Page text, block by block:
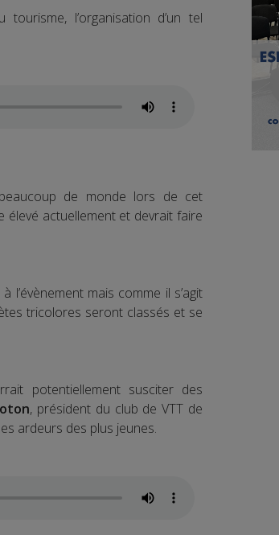
l’organisation d’un tel
de monde lors de cet
élevé actuellement et devrait faire
mais comme il s’agit
tricolores seront classés et se
potentiellement susciter des
, président du club de VTT de
ardeurs des plus jeunes.